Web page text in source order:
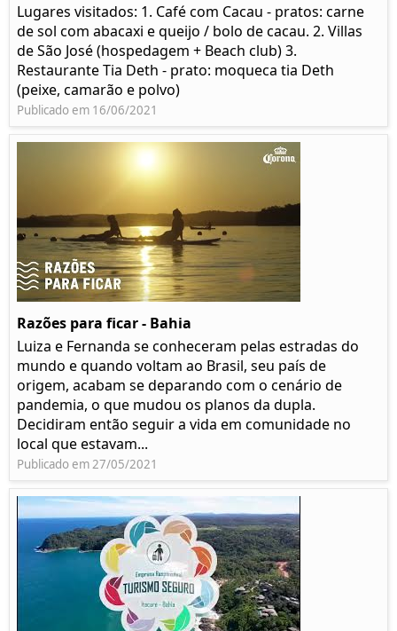
Lugares visitados: 1. Café com Cacau - pratos: carne
de sol com abacaxi e queijo / bolo de cacau. 2. Villas
de São José (hospedagem + Beach club) 3.
Restaurante Tia Deth - prato: moqueca tia Deth
(peixe, camarão e polvo)
Publicado em 16/06/2021
Razões para ficar - Bahia
Luiza e Fernanda se conheceram pelas estradas do
mundo e quando voltam ao Brasil, seu país de
origem, acabam se deparando com o cenário de
pandemia, o que mudou os planos da dupla.
Decidiram então seguir a vida em comunidade no
local que estavam...
Publicado em 27/05/2021